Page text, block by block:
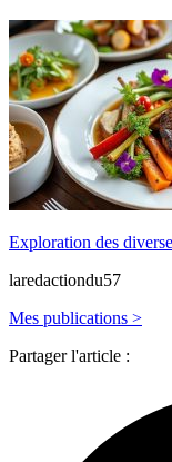
Exploration des
laredactiondu57
Mes publications >
Partager l'article :